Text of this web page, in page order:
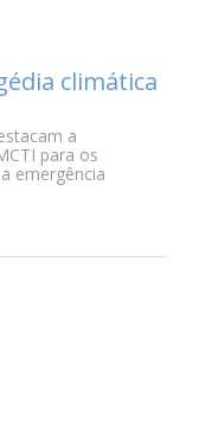
climática
a
para os
emergência